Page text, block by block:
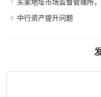
7 买家地址市场监督管理所
8 中行资产提升问题